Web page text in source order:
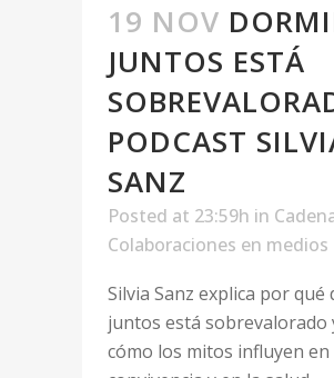
19 NOV
JUNTOS ESTÁ
PODCAST
SANZ
Posted at 23:59h in
Colaboraciones en medios
Silvia Sanz explica por
juntos está sobrevalorado
cómo los mitos influyen en